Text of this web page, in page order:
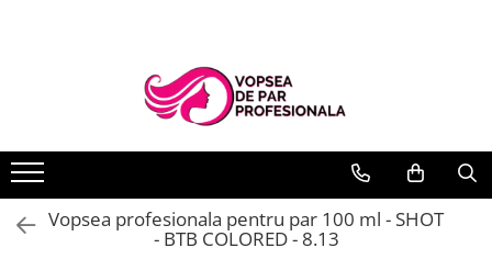
SHOT
Vopsea profesionala pentru par 100 ml - SHOT
- BTB COLORED - 8.13